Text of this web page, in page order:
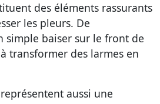
des éléments rassurants
les pleurs. De
simple baiser sur le front de
transformer des larmes en
aussi une